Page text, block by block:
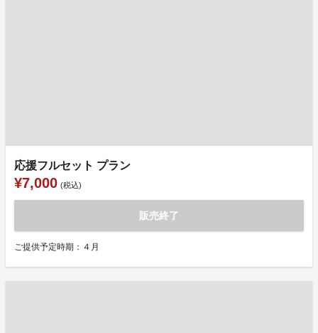
応援フルセット プラン
¥7,000 (税込)
販売終了
ご提供予定時期：４月